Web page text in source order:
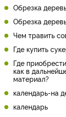
Обрезка
Обрезка
Чем травить
Где купить
Где
как в
материал?
календарь-на
календарь